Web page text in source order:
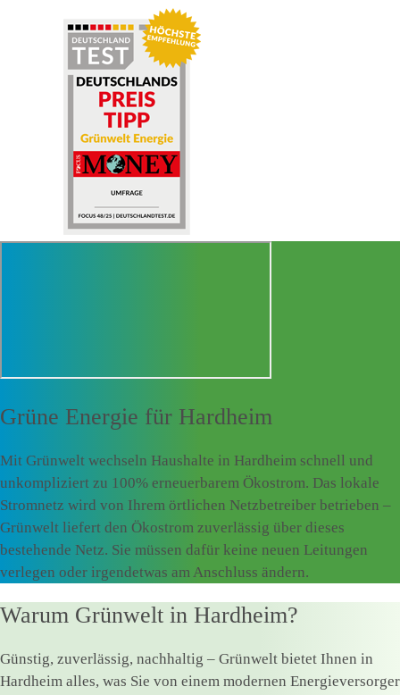
Grüne Energie für Hardheim
Mit Grünwelt wechseln Haushalte in Hardheim schnell und
unkompliziert zu 100% erneuerbarem Ökostrom. Das lokale
Stromnetz wird von Ihrem örtlichen Netzbetreiber betrieben –
Grünwelt liefert den Ökostrom zuverlässig über dieses
bestehende Netz. Sie müssen dafür keine neuen Leitungen
verlegen oder irgendetwas am Anschluss ändern.
Warum Grünwelt in Hardheim?
Günstig, zuverlässig, nachhaltig – Grünwelt bietet Ihnen in
Hardheim alles, was Sie von einem modernen Energieversorger